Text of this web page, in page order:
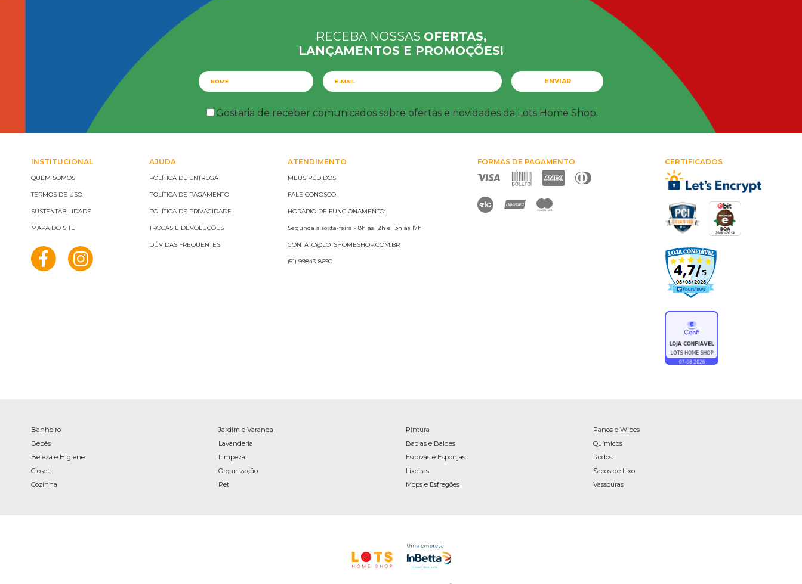
RECEBA NOSSAS OFERTAS,
LANÇAMENTOS E PROMOÇÕES!
Gostaria de receber comunicados sobre ofertas e novidades da Lots Home Shop.
ENVIAR
INSTITUCIONAL
QUEM SOMOS
TERMOS DE USO
SUSTENTABILIDADE
MAPA DO SITE
AJUDA
POLÍTICA DE ENTREGA
POLÍTICA DE PAGAMENTO
POLÍTICA DE PRIVACIDADE
TROCAS E DEVOLUÇÕES
DÚVIDAS FREQUENTES
ATENDIMENTO
MEUS PEDIDOS
FALE CONOSCO
HORÁRIO DE FUNCIONAMENTO:
Segunda a sexta-feira - 8h às 12h e 13h às 17h
CONTATO@LOTSHOMESHOP.COM.BR
(51) 99843-8690
FORMAS DE PAGAMENTO CERTIFICADOS
Banheiro
Bebês
Beleza e Higiene
Closet
Cozinha
Jardim e Varanda
Lavanderia
Limpeza
Organização
Pet
Pintura
Bacias e Baldes
Escovas e Esponjas
Lixeiras
Mops e Esfregões
Panos e Wipes
Químicos
Rodos
Sacos de Lixo
Vassouras